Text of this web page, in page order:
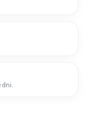
dni.